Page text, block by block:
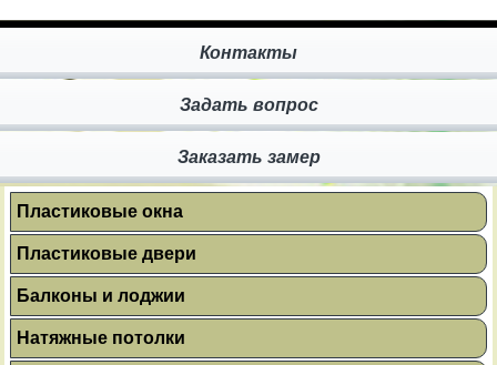
Контакты
Задать вопрос
Заказать замер
Пластиковые окна
Пластиковые двери
Балконы и лоджии
Натяжные потолки